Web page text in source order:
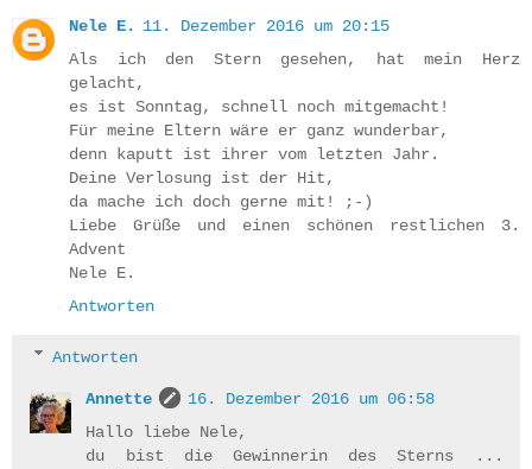
Nele E. 11. Dezember 2016 um 20:15
Als ich den Stern gesehen, hat mein Herz
gelacht,
es ist Sonntag, schnell noch mitgemacht!
Für meine Eltern wäre er ganz wunderbar,
denn kaputt ist ihrer vom letzten Jahr.
Deine Verlosung ist der Hit,
da mache ich doch gerne mit! ;-)
Liebe Grüße und einen schönen restlichen 3.
Advent
Nele E.
Antworten
Antworten
Annette
16. Dezember 2016 um 06:58
Hallo liebe Nele,
du bist die Gewinnerin des Sterns ...